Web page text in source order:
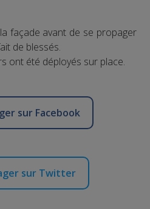
façade avant de se propager
de blessés.
ont été déployés sur place.
sur Facebook
sur Twitter